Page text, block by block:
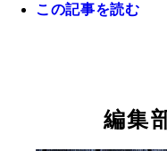
この記事を読む
編集